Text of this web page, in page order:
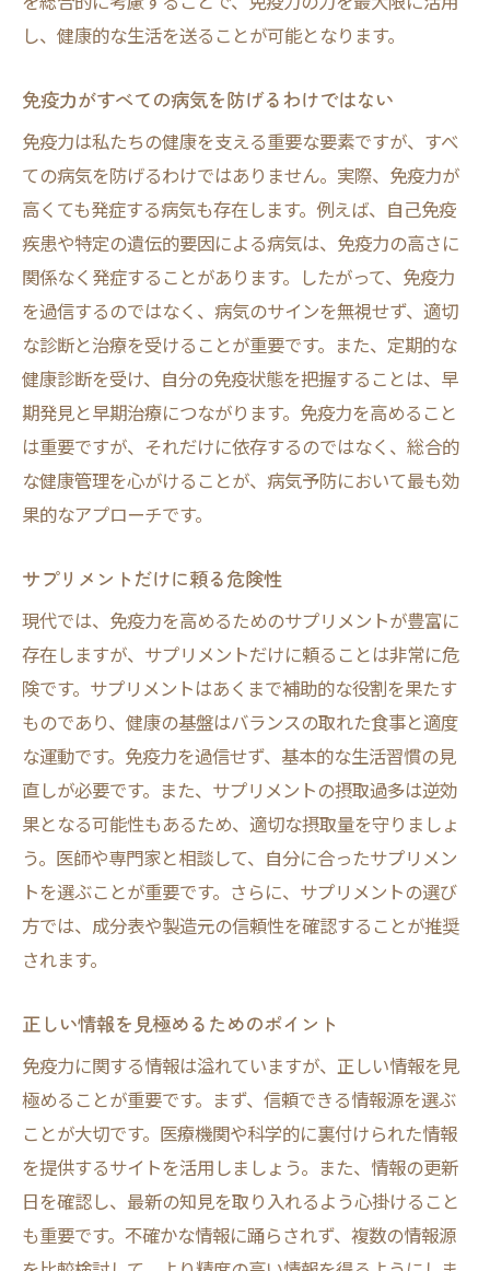
し、健康的な生活を送ることが可能となります。
免疫力がすべての病気を防げるわけではない
免疫力は私たちの健康を支える重要な要素ですが、すべ
ての病気を防げるわけではありません。実際、免疫力が
高くても発症する病気も存在します。例えば、自己免疫
疾患や特定の遺伝的要因による病気は、免疫力の高さに
関係なく発症することがあります。したがって、免疫力
を過信するのではなく、病気のサインを無視せず、適切
な診断と治療を受けることが重要です。また、定期的な
健康診断を受け、自分の免疫状態を把握することは、早
期発見と早期治療につながります。免疫力を高めること
は重要ですが、それだけに依存するのではなく、総合的
な健康管理を心がけることが、病気予防において最も効
果的なアプローチです。
サプリメントだけに頼る危険性
現代では、免疫力を高めるためのサプリメントが豊富に
存在しますが、サプリメントだけに頼ることは非常に危
険です。サプリメントはあくまで補助的な役割を果たす
ものであり、健康の基盤はバランスの取れた食事と適度
な運動です。免疫力を過信せず、基本的な生活習慣の見
直しが必要です。また、サプリメントの摂取過多は逆効
果となる可能性もあるため、適切な摂取量を守りましょ
う。医師や専門家と相談して、自分に合ったサプリメン
トを選ぶことが重要です。さらに、サプリメントの選び
方では、成分表や製造元の信頼性を確認することが推奨
されます。
正しい情報を見極めるためのポイント
免疫力に関する情報は溢れていますが、正しい情報を見
極めることが重要です。まず、信頼できる情報源を選ぶ
ことが大切です。医療機関や科学的に裏付けられた情報
を提供するサイトを活用しましょう。また、情報の更新
日を確認し、最新の知見を取り入れるよう心掛けること
も重要です。不確かな情報に踊らされず、複数の情報源